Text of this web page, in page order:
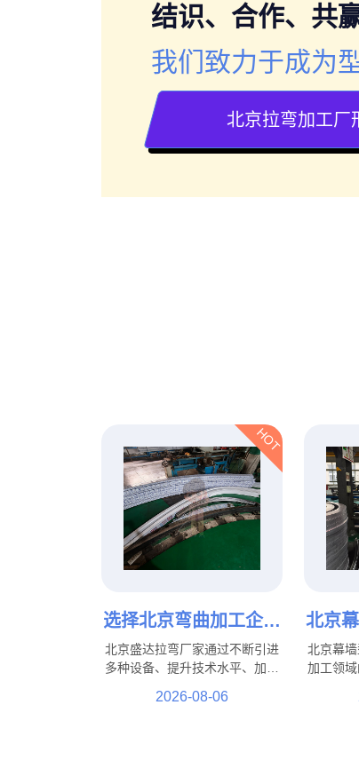
结识、合作、共赢
我们致力于成为
北京拉弯加工厂
HOT
选择北京弯曲加工企业
的重要性与服务优势
北京盛达拉弯厂家通过不断引进
多种设备、提升技术水平、加强
能够更好地满足市场需求，为制
2026-08-06
北京
升建
的
北京幕
加工领域
建筑到